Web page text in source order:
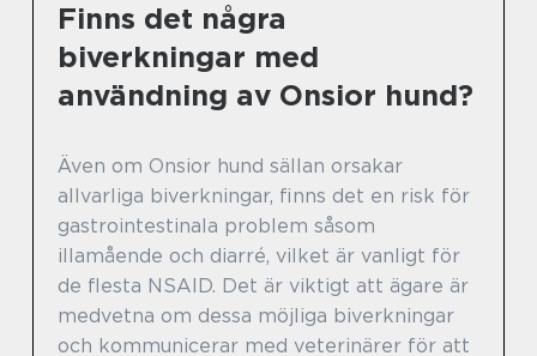
Finns det några
biverkningar med
användning av Onsior hund?
Även om Onsior hund sällan orsakar
allvarliga biverkningar, finns det en risk för
gastrointestinala problem såsom
illamående och diarré, vilket är vanligt för
de flesta NSAID. Det är viktigt att ägare är
medvetna om dessa möjliga biverkningar
och kommunicerar med veterinärer för att